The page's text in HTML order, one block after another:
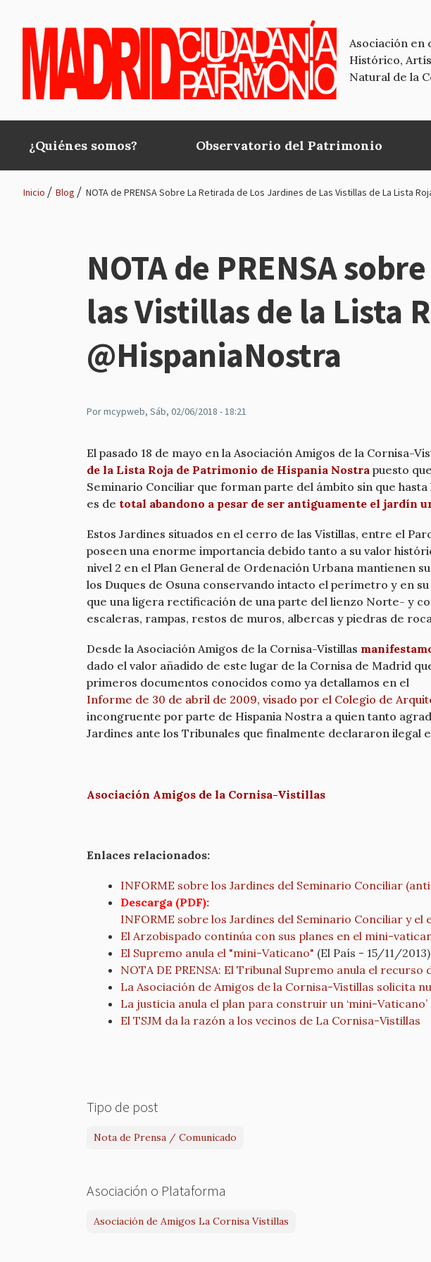
Asociación en
Histórico,
Natural de la
Main
navigation
¿Quiénes somos? Observatorio del Patrimonio
navegación
Inicio Blog NOTA de PRENSA Sobre La Retirada de Los Jardines de Las Vistillas de La Lista
NOTA de PRENSA
las Vistillas de la Lista
@HispaniaNostra
Pormcypweb, Sáb, 02/06/2018 - 18:21
El pasado 18 de mayo en la Asociación Amigos de la Cornisa-
de la Lista Roja de Patrimonio de Hispania Nostra puesto
Seminario Conciliar que forman parte del ámbito sin que
es de total abandono a pesar de ser antiguamente el jardín
Estos Jardines situados en el cerro de las Vistillas, entre el
poseen una enorme importancia debido tanto a su valor
nivel 2 en el Plan General de Ordenación Urbana mantienen
los Duques de Osuna conservando intacto el perímetro y en
que una ligera rectificación de una parte del lienzo Norte- y
escaleras, rampas, restos de muros, albercas y piedras de
Desde la Asociación Amigos de la Cornisa-Vistillas
dado el valor añadido de este lugar de la Cornisa de Madrid
primeros documentos conocidos como ya detallamos en el
Informe de 30 de abril de 2009, visado por el Colegio de
incongruente por parte de Hispania Nostra a quien tanto
Jardines ante los Tribunales que finalmente declararon ilegal
Asociación Amigos de la Cornisa-Vistillas
Enlaces relacionados:
INFORME sobre los Jardines del Seminario Conciliar
Descarga (PDF):
INFORME sobre los Jardines del Seminario Conciliar y
El Arzobispado continúa con sus planes en el mini-
El Supremo anula el "mini-Vaticano" (El País - 15/11/2013)
NOTA DE PRENSA: El Tribunal Supremo anula el
La Asociación de Amigos de la Cornisa-Vistillas solicita
La justicia anula el plan para construir un ‘mini-Vaticano’
El TSJM da la razón a los vecinos de La Cornisa-Vistillas
Tipo de post
Nota de Prensa / Comunicado
Asociación o Plataforma
Asociación de Amigos La Cornisa Vistillas